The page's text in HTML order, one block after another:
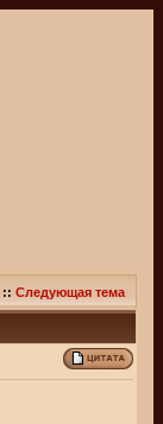
:: Следующая тема